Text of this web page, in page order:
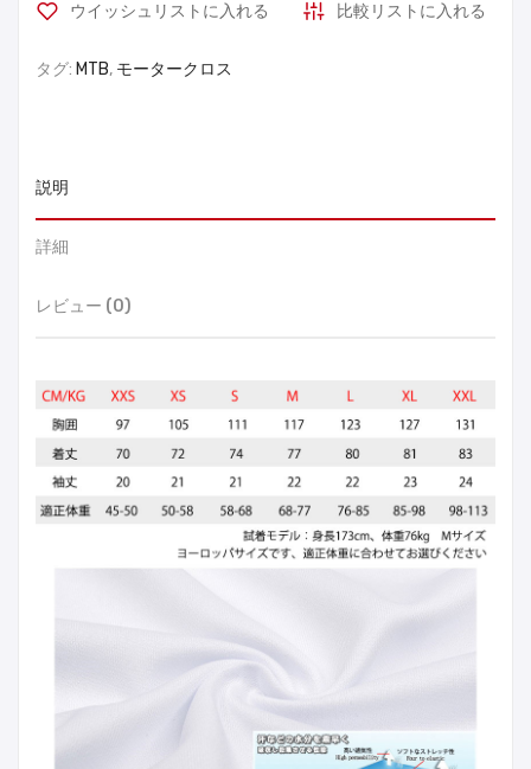
ウイッシュリストに入れる 比較リストに入れる
タグ: MTB, モータークロス
説明
詳細
レビュー (0)